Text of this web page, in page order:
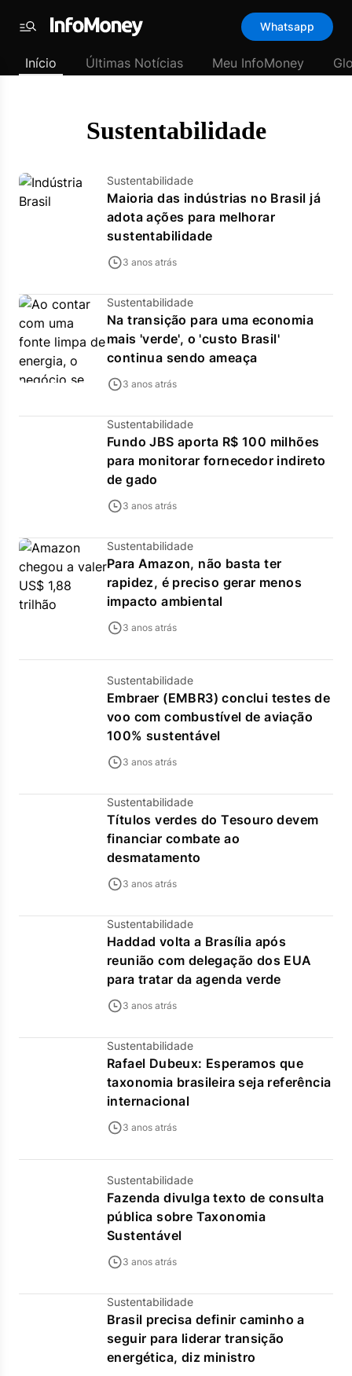
padrão
Últimas
Menu
Whatsapp
Início Últimas Notícias Meu InfoMoney
Sustentabilidade
Sustentabilidade
Maioria das indústrias no Brasil já
adota ações para melhorar
sustentabilidade
3 anos atrás
Sustentabilidade
Na transição para uma economia
mais 'verde', o 'custo Brasil'
continua sendo ameaça
3 anos atrás
Sustentabilidade
Fundo JBS aporta R$ 100 milhões
para monitorar fornecedor indireto
de gado
3 anos atrás
Sustentabilidade
Para Amazon, não basta ter
rapidez, é preciso gerar menos
impacto ambiental
3 anos atrás
Sustentabilidade
Embraer (EMBR3) conclui testes de
voo com combustível de aviação
100% sustentável
3 anos atrás
Sustentabilidade
Títulos verdes do Tesouro devem
financiar combate ao
desmatamento
3 anos atrás
Sustentabilidade
Haddad volta a Brasília após
reunião com delegação dos EUA
para tratar da agenda verde
3 anos atrás
Sustentabilidade
Rafael Dubeux: Esperamos que
taxonomia brasileira seja referência
internacional
3 anos atrás
Sustentabilidade
Fazenda divulga texto de consulta
pública sobre Taxonomia
Sustentável
3 anos atrás
Sustentabilidade
Brasil precisa definir caminho a
seguir para liderar transição
energética, diz ministro